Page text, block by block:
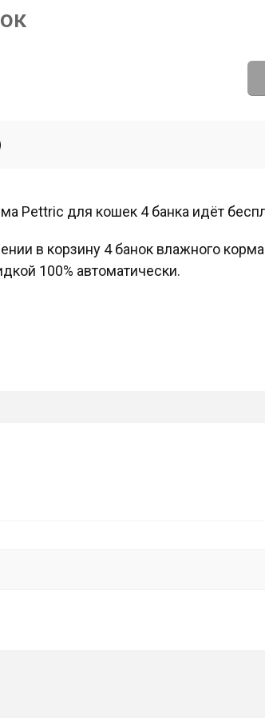
Pettric для кошек 4 банка идёт
в корзину 4 банок влажного
100% автоматически.